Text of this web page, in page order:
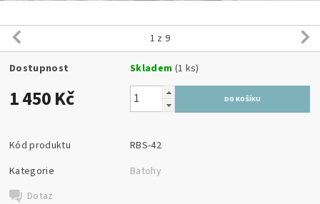
1 z 9
Dostupnost Skladem (1 ks)
1 450 Kč
Kód produktu
RBS-42
Kategorie
Batohy
Dotaz